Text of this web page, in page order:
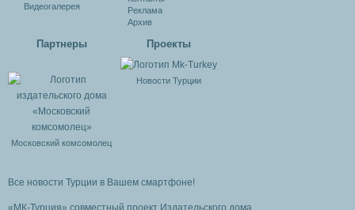
Видеогалерея
Реклама
Архив
Партнеры
Московский комсомолец
Проекты
Новости Турции
Все новости Турции в Вашем смартфоне!